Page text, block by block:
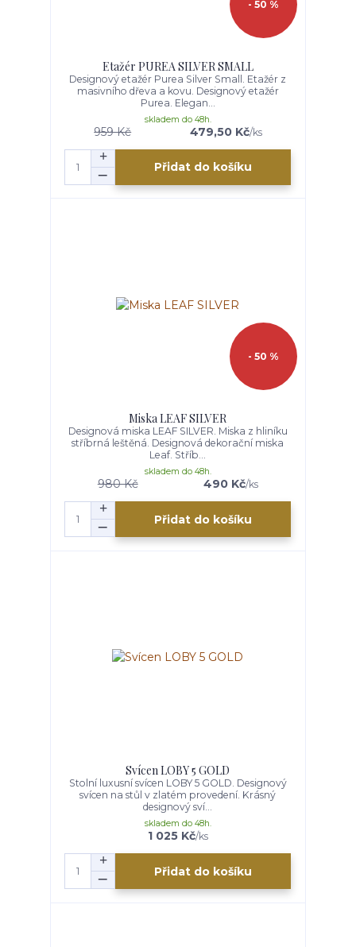
- 50 %
Etažér PUREA SILVER SMALL
Designový etažér Purea Silver Small. Etažér z
masivního dřeva a kovu. Designový etažér
Purea. Elegan...
959 Kč 479,50 Kč/ks
skladem do 48h.
Přidat do košíku
- 50 %
Miska LEAF SILVER
Designová miska LEAF SILVER. Miska z hliníku
stříbrná leštěná. Designová dekorační miska
Leaf. Stříb...
980 Kč 490 Kč/ks
skladem do 48h.
Přidat do košíku
Svícen LOBY 5 GOLD
Stolní luxusní svícen LOBY 5 GOLD. Designový
svícen na stůl v zlatém provedení. Krásný
designový sví...
1 025 Kč/ks
skladem do 48h.
Přidat do košíku